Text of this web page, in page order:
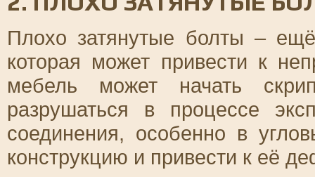
Плохо затянутые болты –
которая может привести к
мебель может начать
разрушаться в процессе
соединения, особенно в
конструкцию и привести к её